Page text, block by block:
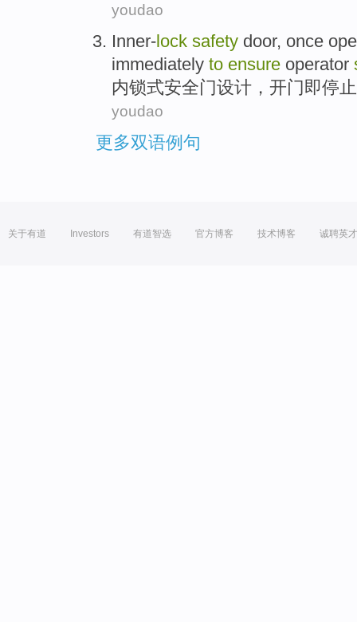
youdao
Inner-lock safety door, once
immediately to ensure operator
内锁式安全门设计 ， 开门即停止
youdao
更多双语例句
关于有道 Investors 有道智选 官方博客 技术博客 诚聘英才